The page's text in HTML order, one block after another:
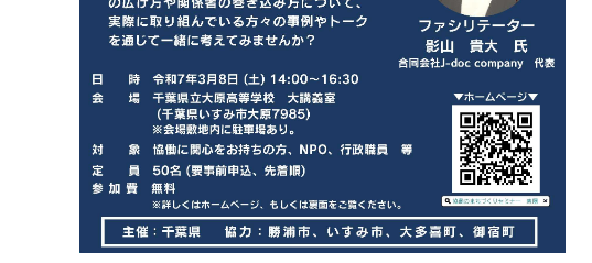
マイメディア検索